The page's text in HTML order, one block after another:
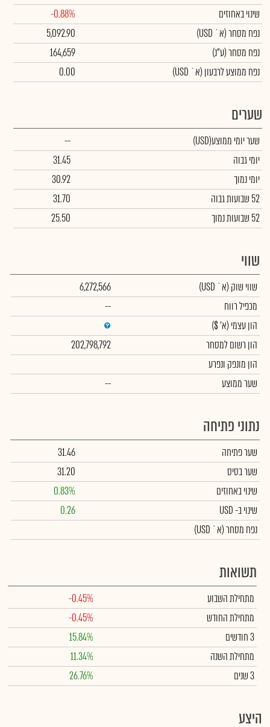
שינוי באחוזים
-0.88%
נפח מסחר(א` USD)
5,092.90
נפח מסחר(ע"נ)
164,659
נפח ממוצע לרבעון (א` USD)
0.00
שערים
שער יומי ממוצע(USD)
--
יומי גבוה
31.45
יומי נמוך
30.92
52 שבועות גבוה
31.70
52 שבועות נמוך
25.50
שווי
שווי שוק (א` USD)
6,272,566
מכפיל רווח
--
הון עצמי (א' $)
הון רשום למסחר
202,798,792
הון מונפק ונפרע
שער ממוצע
--
נתוני פתיחה
שער פתיחה
31.46
שער בסיס
31.20
שינוי באחוזים
0.83%
שינויב- USD
0.26
נפח מסחר(א` USD)
תשואות
מתחילת השבוע
-0.45%
מתחילת החודש
-0.45%
3 חודשים
15.84%
מתחילת השנה
11.34%
3 שנים
26.76%
היצע